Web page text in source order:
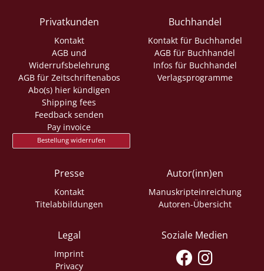
Privatkunden
Kontakt
AGB und
Widerrufsbelehrung
AGB für Zeitschriftenabos
Abo(s) hier kündigen
Shipping fees
Feedback senden
Pay invoice
Bestellung widerrufen
Buchhandel
Kontakt für Buchhandel
AGB für Buchhandel
Infos für Buchhandel
Verlagsprogramme
Presse
Kontakt
Titelabbildungen
Autor(inn)en
Manuskripteinreichung
Autoren-Übersicht
Legal
Imprint
Privacy
Soziale Medien